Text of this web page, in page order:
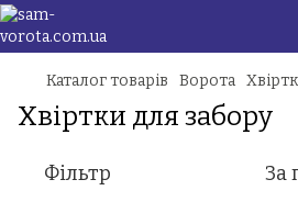
Каталог товарів Ворота
Хвіртки для забору
Фільтр За